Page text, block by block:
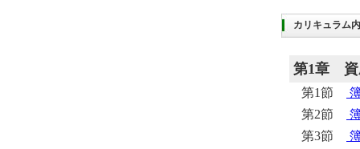
カリキュラム
第1章
第1節
第2節
第3節